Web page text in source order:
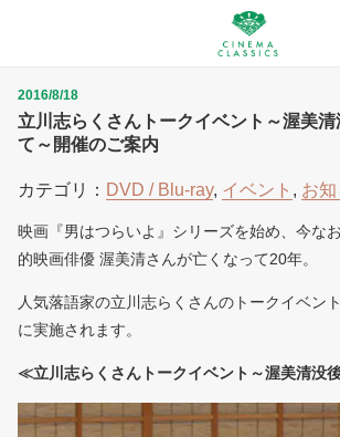
立川志らくさんトークイベント～渥美清
て～開催のご案内
2016/8/18
カテゴリ： DVD / Blu-ray, イベント , お
映画『男はつらいよ』シリーズを始め、今な
的映画俳優 渥美清さんが亡くなって20年。
人気落語家の立川志らくさんのトークイベン
に実施されます。
≪立川志らくさんトークイベント～渥美清没